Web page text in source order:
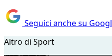
Seguici anche su
Altro di Sport